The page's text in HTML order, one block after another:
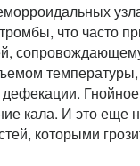
что часто
температуры,
кала. И это еще
которыми